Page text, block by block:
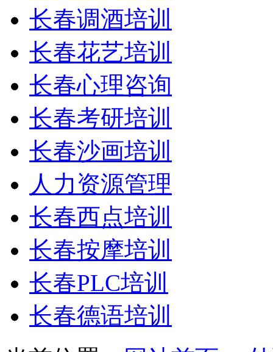
长春调酒培训
长春花艺培训
长春心理咨询
长春考研培训
长春沙画培训
人力资源管理
长春西点培训
长春按摩培训
长春PLC培训
长春德语培训